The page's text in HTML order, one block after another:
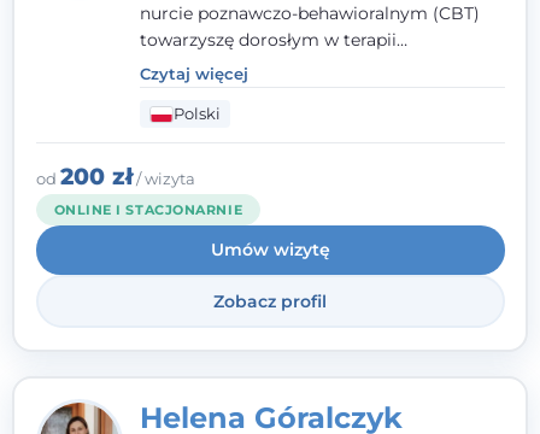
nurcie poznawczo-behawioralnym (CBT)
towarzyszę dorosłym w terapii
indywidualnej oraz nastolatkom od 15. roku
życia. Zależy mi, by naprawdę usłyszeć, z
czym do mnie przychodzisz, i dobrać
sposób pracy do Ciebie - bez gotowych
schematów i bez oceniania.
Czytaj więcej
Polski
od 200 zł/ wizyta
ONLINE I STACJONARNIE
Umów wizytę
Zobacz profil
Helena Góralczyk